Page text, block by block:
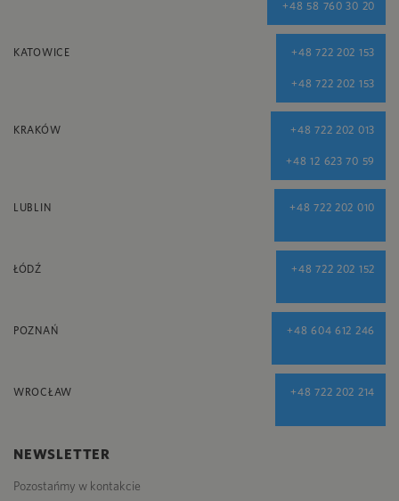
+48 58 760 30 20
KATOWICE +48 722 202 153
+48 722 202 153
KRAKÓW +48 722 202 013
+48 12 623 70 59
LUBLIN +48 722 202 010
ŁÓDŹ +48 722 202 152
POZNAŃ +48 604 612 246
WROCŁAW +48 722 202 214
NEWSLETTER
Pozostańmy w kontakcie